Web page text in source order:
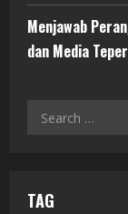
Menjawab
dan Media
Search
TAG